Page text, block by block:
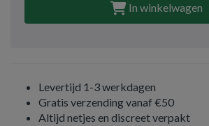
In winkelwagen
Levertijd 1-3 werkdagen
Gratis verzending vanaf €50
Altijd netjes en discreet verpakt